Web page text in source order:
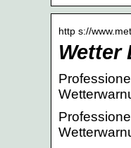
http s://
Wetter